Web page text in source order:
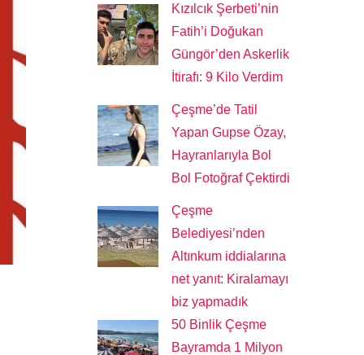
Kızılcık Şerbeti’nin
Fatih’i Doğukan
Güngör’den Askerlik
İtirafı: 9 Kilo Verdim
Çeşme’de Tatil
Yapan Gupse Özay,
Hayranlarıyla Bol
Bol Fotoğraf Çektirdi
Çeşme
Belediyesi’nden
Altınkum iddialarına
net yanıt: Kiralamayı
biz yapmadık
50 Binlik Çeşme
Bayramda 1 Milyon